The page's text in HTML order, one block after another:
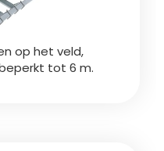
op het veld,
tot 6 m.